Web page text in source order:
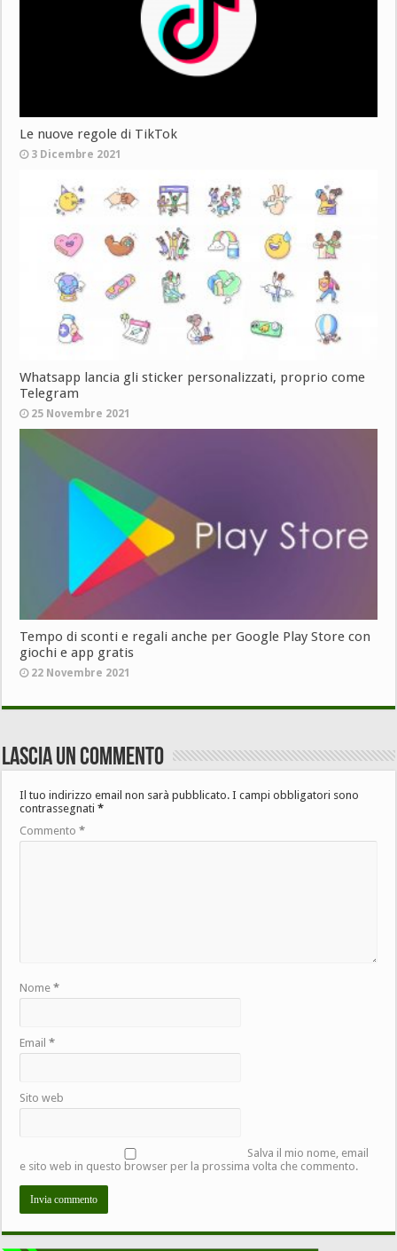
Le nuove regole di TikTok
3 Dicembre 2021
Whatsapp lancia gli sticker personalizzati, proprio come
Telegram
25 Novembre 2021
Tempo di sconti e regali anche per Google Play Store con
giochi e app gratis
22 Novembre 2021
Lascia un commento
Il tuo indirizzo email non sarà pubblicato. I campi obbligatori sono
contrassegnati*
Commento*
Nome*
Email*
Sito web
Salva il mio nome, email
e sito web in questo browser per la prossima volta che commento.